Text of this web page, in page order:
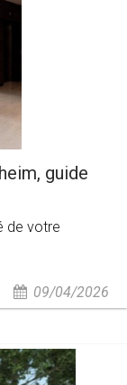
guide
de votre
09/04/2026